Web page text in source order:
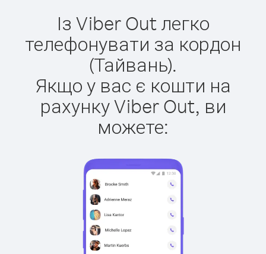
Із Viber Out легко
телефонувати за кордон
(Тайвань).
Якщо у вас є кошти на
рахунку Viber Out, ви
можете: